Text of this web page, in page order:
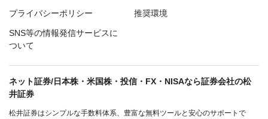
プライバシーポリシー 推奨環境
SNS等の情報発信サービスに
ついて
ネット証券/日本株・米国株・投信・FX・NISAなら証券会社の松
井証券
松井証券はシンプルな手数料体系、豊富な無料ツールと安心のサポートで